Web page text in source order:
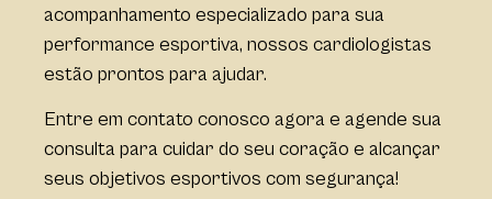
acompanhamento especializado para sua
performance esportiva, nossos cardiologistas
estão prontos para ajudar.
Entre em contato conosco agora e agende sua
consulta para cuidar do seu coração e alcançar
seus objetivos esportivos com segurança!